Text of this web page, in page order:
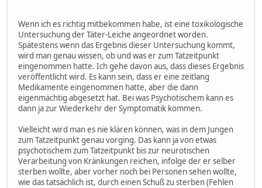
Wenn ich es richtig mitbekommen habe, ist eine toxikologische
Untersuchung der Täter-Leiche angeordnet worden.
Spätestens wenn das Ergebnis dieser Untersuchung kommt,
wird man genau wissen, ob und was er zum Tatzeitpunkt
eingenommen hatte. Ich gehe davon aus, dass dieses Ergebnis
veröffentlicht wird. Es kann sein, dass er eine zeitlang
Medikamente eingenommen hatte, aber die dann
eigenmächtig abgesetzt hat. Bei was Psychotischem kann es
dann ja zur Wiederkehr der Symptomatik kommen.
Vielleicht wird man es nie klären können, was in dem Jungen
zum Tatzeitpunkt genau vorging. Das kann ja von etwas
psychotischem zum Tatzeitpunkt bis zur neurotischen
Verarbeitung von Kränkungen reichen, infolge der er selber
sterben wollte, aber vorher noch bei Personen sehen wollte,
wie das tatsächlich ist, durch einen Schuß zu sterben (Fehlen